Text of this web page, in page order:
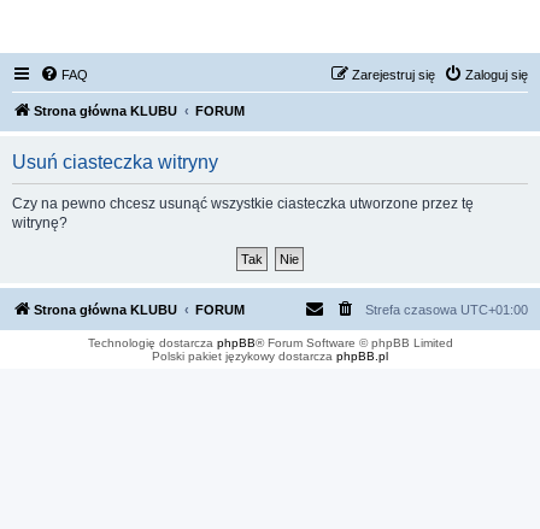
FAQ Zaloguj się
Zarejestruj się
Strona główna KLUBU FORUM
Usuń ciasteczka witryny
Czy na pewno chcesz usunąć wszystkie ciasteczka utworzone przez tę
witrynę?
Strona główna KLUBU FORUM Strefa czasowa UTC+01:00
Technologię dostarcza phpBB® Forum Software © phpBB Limited
Polski pakiet językowy dostarcza phpBB.pl